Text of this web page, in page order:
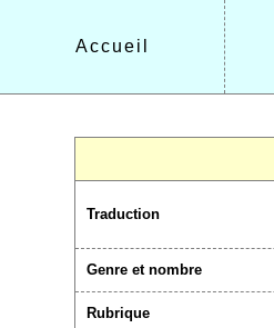
Accueil
Traduction
Genre et nombre
Rubrique